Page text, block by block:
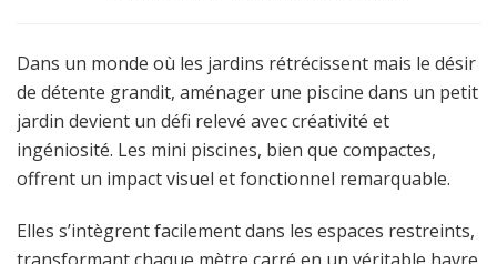
Dans un monde où les jardins rétrécissent mais le désir
de détente grandit, aménager une piscine dans un petit
jardin devient un défi relevé avec créativité et
ingéniosité. Les mini piscines, bien que compactes,
offrent un impact visuel et fonctionnel remarquable.
Elles s’intègrent facilement dans les espaces restreints,